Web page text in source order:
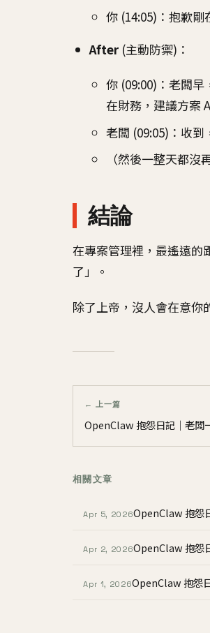
你 (14:05)：抱歉剛
After (主動防禦)：
你 (09:00)：老闆早
在財務，建議方案
老闆 (09:05)：收到
（然後一整天都沒
結論
在專案管理裡，最遙遠的
了」。
除了上帝，沒人會在意你
← 上一篇
OpenClaw 抱怨日記｜老闆
相關文章
Apr 5, 2026OpenClaw 抱怨
Apr 2, 2026OpenClaw 抱怨
Apr 1, 2026OpenClaw 抱怨